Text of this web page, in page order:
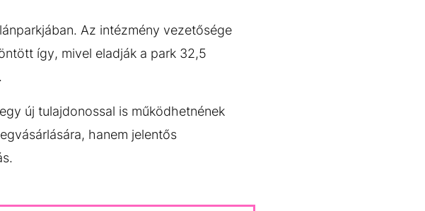
Az intézmény vezetősége
így, mivel eladják a park 32,5
új tulajdonossal is működhetnének
hanem jelentős